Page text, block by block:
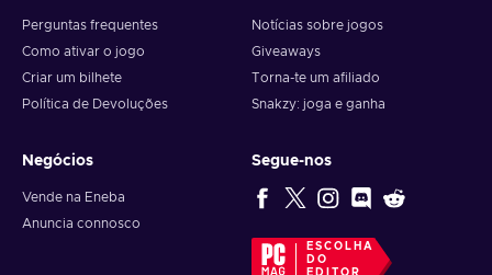
Perguntas frequentes
Como ativar o jogo
Criar um bilhete
Política de Devoluções
Notícias sobre jogos
Giveaways
Torna-te um afiliado
Snakzy: joga e ganha
Negócios
Vende na Eneba
Anuncia connosco
Segue-nos
ESCOLHA
DO